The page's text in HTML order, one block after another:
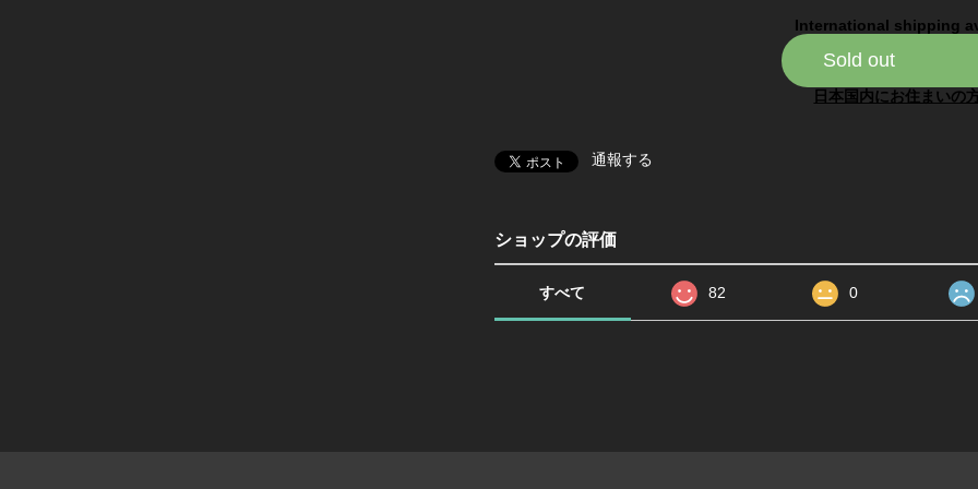
International shipping
Sold out
日本国内にお住まいの
通報する
ショップの評価
すべて 82 0